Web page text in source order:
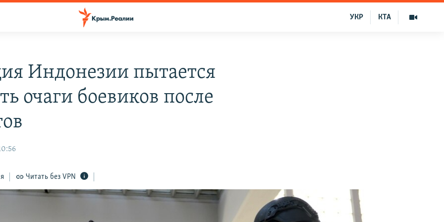
КТА
УКР
Индонезии пытается
очаги боевиков после
Читать без VPN